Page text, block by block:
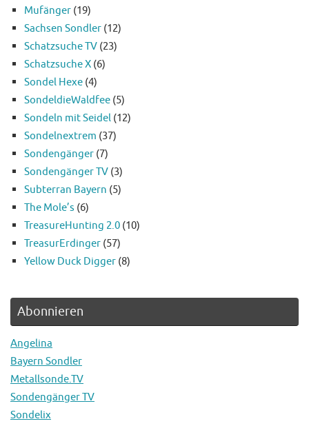
Mufänger (19)
Sachsen Sondler (12)
Schatzsuche TV (23)
Schatzsuche X (6)
Sondel Hexe (4)
SondeldieWaldfee (5)
Sondeln mit Seidel (12)
Sondelnextrem (37)
Sondengänger (7)
Sondengänger TV (3)
Subterran Bayern (5)
The Mole’s (6)
TreasureHunting 2.0 (10)
TreasurErdinger (57)
Yellow Duck Digger (8)
Abonnieren
Angelina
Bayern Sondler
Metallsonde.TV
Sondengänger TV
Sondelix